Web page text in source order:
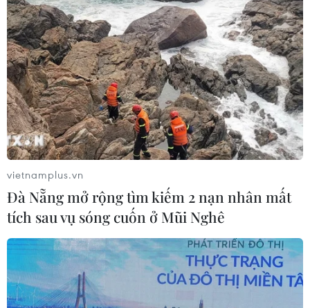
vietnamplus.vn
Đà Nẵng mở rộng tìm kiếm 2 nạn nhân mất
tích sau vụ sóng cuốn ở Mũi Nghê